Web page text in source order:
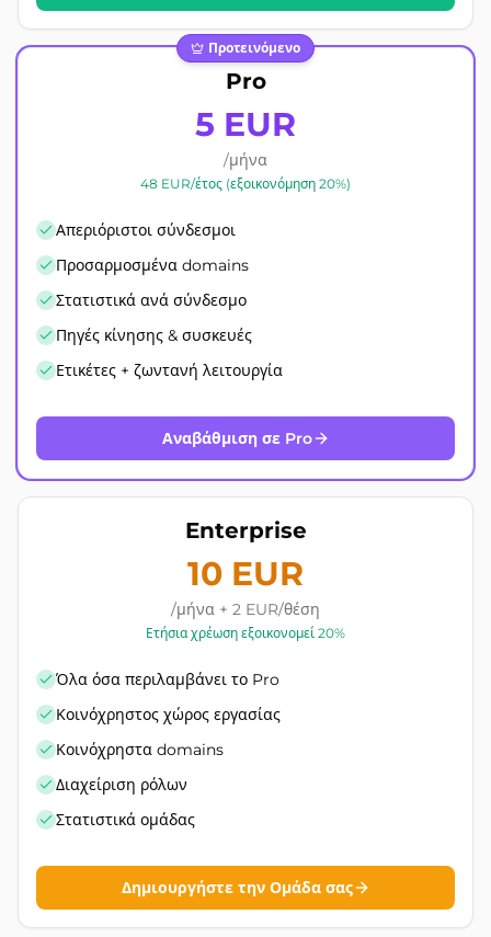
Προτεινόμενο
Pro
5 EUR
/μήνα
48 EUR/έτος (εξοικονόμηση 20%)
Απεριόριστοι σύνδεσμοι
Προσαρμοσμένα domains
Στατιστικά ανά σύνδεσμο
Πηγές κίνησης & συσκευές
Ετικέτες + ζωντανή λειτουργία
Αναβάθμιση σε Pro
Enterprise
10 EUR
/μήνα + 2 EUR/θέση
Ετήσια χρέωση εξοικονομεί 20%
Όλα όσα περιλαμβάνει το Pro
Κοινόχρηστος χώρος εργασίας
Κοινόχρηστα domains
Διαχείριση ρόλων
Στατιστικά ομάδας
Δημιουργήστε την Ομάδα σας